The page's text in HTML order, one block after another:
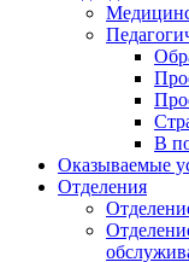
В
Оказываемые
Отделения